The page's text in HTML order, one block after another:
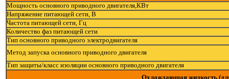
Мощность основного приводного двигателя,КВт
Напряжение питающей сети, В
Частота питающей сети, Гц
Количество фаз питающей сети
Тип основного приводного электродвигателя
Метод запуска основного приводного двигателя
Тип защиты/класс изоляции основного приводного двигателя
Охлаждающая жидкость